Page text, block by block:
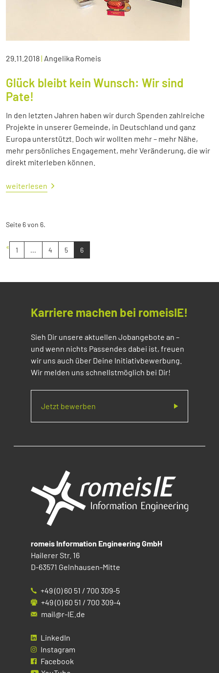
29.11.2018| Angelika Romeis
Glück bleibt kein Wunsch: Wir sind
Pate!
In den letzten Jahren haben wir durch Spenden zahlreiche
Projekte in unserer Gemeinde, in Deutschland und ganz
Europa unterstützt. Doch wir wollten mehr – mehr Nähe,
mehr persönliches Engagement, mehr Veränderung, die wir
direkt miterleben können.
weiterlesen
Seite 6 von 6.
« 1 ... 4 5 6
Karriere machen bei romeisIE!
Sieh Dir unsere aktuellen Jobangebote an –
und wenn nichts Passendes dabei ist, freuen
wir uns auch über Deine Initiativbewerbung.
Wir melden uns schnellstmöglich bei Dir!
Jetzt bewerben
romeis Information Engineering GmbH
Hailerer Str. 16
D-63571 Gelnhausen-Mitte
+49 (0) 60 51 / 700 309-5
+49 (0) 60 51 / 700 309-4
mail@r-IE.de
LinkedIn
Instagram
Facebook